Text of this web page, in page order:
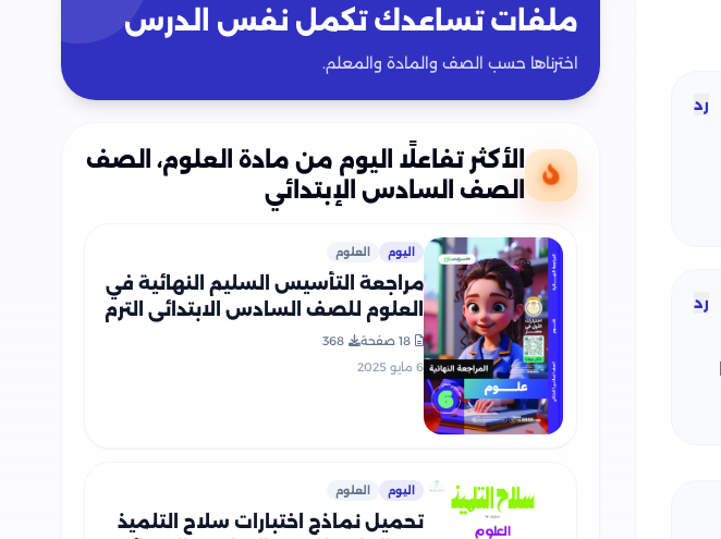
رد
رد
ملفات تساعدك تكمل نفس الدرس
اخترناها حسب الصف والمادة والمعلم.
الأكثر تفاعلًا اليوم من مادة العلوم، الصف
الصف السادس الإبتدائي
اليوم العلوم
مراجعة التأسيس السليم النهائية في
العلوم للصف السادس الابتدائي الترم
الثاني 2025 PDF بالاجابات
18 صفحة
368
6 مايو 2025
اليوم العلوم
تحميل نماذج اختبارات سلاح التلميذ